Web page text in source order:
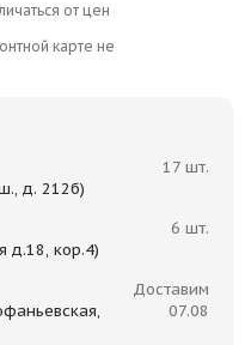
от цен
карте не
д. 212б)
17 шт.
д.18, кор.4)
6 шт.
Доставим
07.08